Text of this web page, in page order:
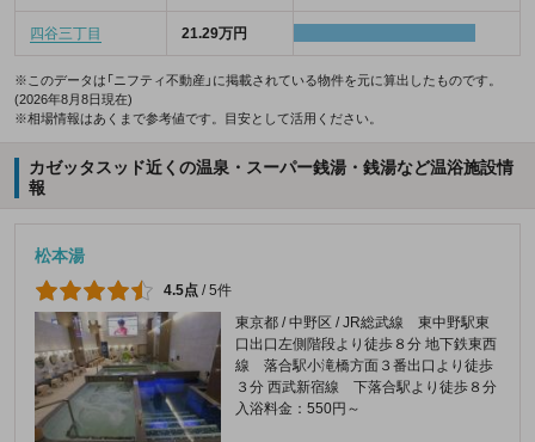
四谷三丁目 21.29万円
※このデータは「ニフティ不動産」に掲載されている物件を元に算出したものです。
(2026年8月8日現在)
※相場情報はあくまで参考値です。目安として活用ください。
カゼッタスッド近くの温泉・スーパー銭湯・銭湯など温浴施設情
報
松本湯
4.5点 /5件
東京都 / 中野区 / JR総武線 東中野駅東
口出口左側階段より徒歩８分 地下鉄東西
線 落合駅小滝橋方面３番出口より徒歩
３分 西武新宿線 下落合駅より徒歩８分
入浴料金：550円～